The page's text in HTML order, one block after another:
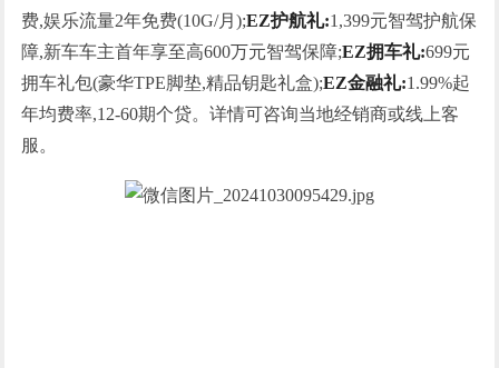
费,娱乐流量2年免费(10G/月);EZ护航礼:1,399元智驾护航保
障,新车车主首年享至高600万元智驾保障;EZ拥车礼:699元
拥车礼包(豪华TPE脚垫,精品钥匙礼盒);EZ金融礼:1.99%起
年均费率,12-60期个贷。详情可咨询当地经销商或线上客
服。